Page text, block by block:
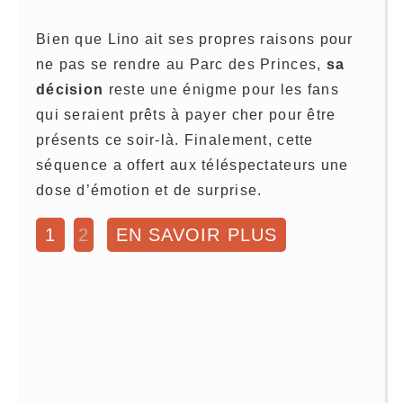
Bien que Lino ait ses propres raisons pour
ne pas se rendre au Parc des Princes, sa
décision reste une énigme pour les fans
qui seraient prêts à payer cher pour être
présents ce soir-là. Finalement, cette
séquence a offert aux téléspectateurs une
dose d’émotion et de surprise.
1 2 EN SAVOIR PLUS